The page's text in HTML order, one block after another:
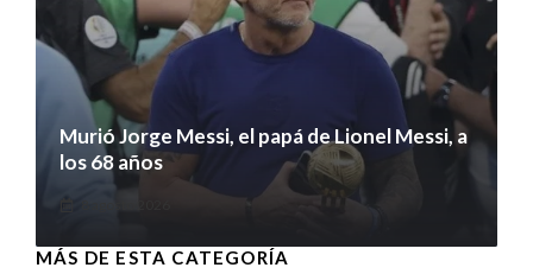
Murió Jorge Messi, el papá de Lionel Messi, a
los 68 años
MÁS DE ESTA CATEGORÍA